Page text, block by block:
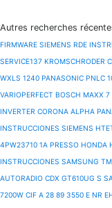
Autres recherches
FIRMWARE SIEMENS RDE
SERVICE137 KROMSCHRODER
WXLS 1240 PANASONIC PNLC
VARIOPERFECT BOSCH MAXX 7
INVERTER CORONA ALPHA
INSTRUCCIONES SIEMENS
4PW23710 1A PRESSO HONDA
INSTRUCCIONES SAMSUNG
AUTORADIO CDX GT610UG S
7200W CIF A 28 89 3550 E NR